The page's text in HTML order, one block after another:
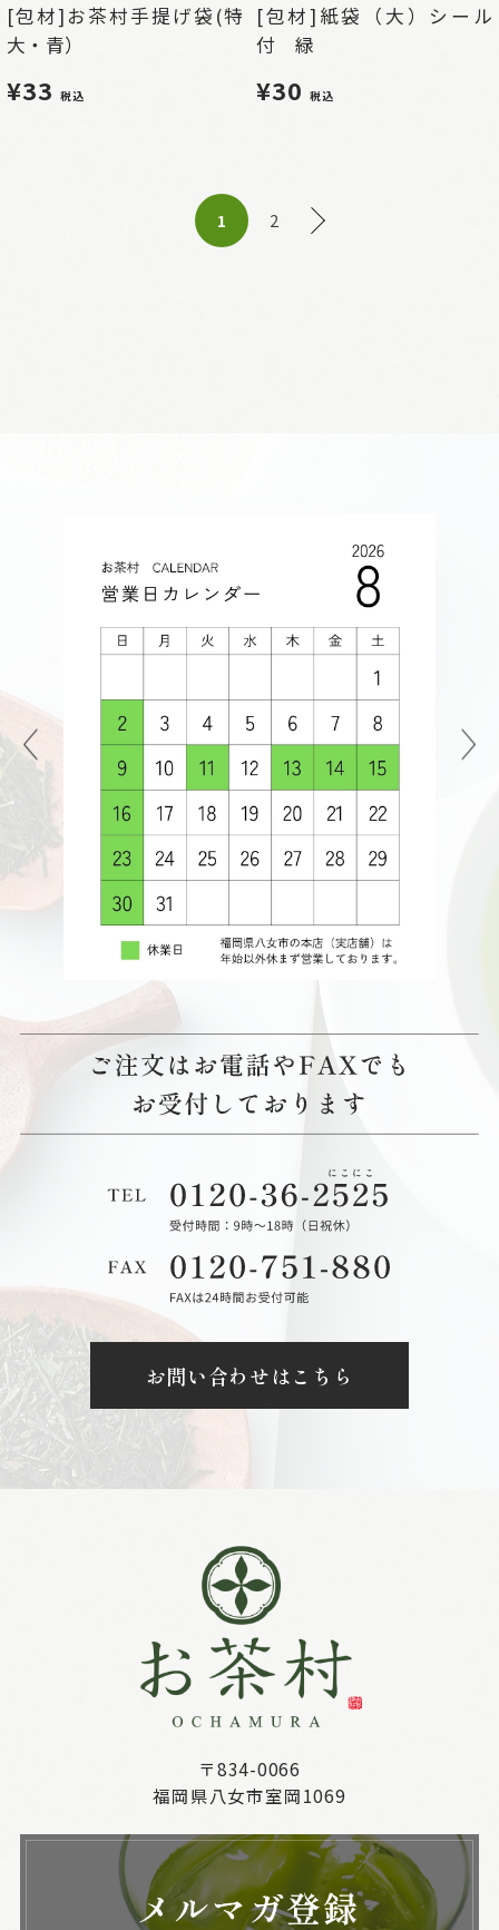
[包材]お茶村手提げ袋(特
大・青）
¥33税込
[包材]紙袋（大）シール
付 緑
¥30税込
1 2
お問い合わせはこちら
〒834-0066
福岡県八女市室岡1069